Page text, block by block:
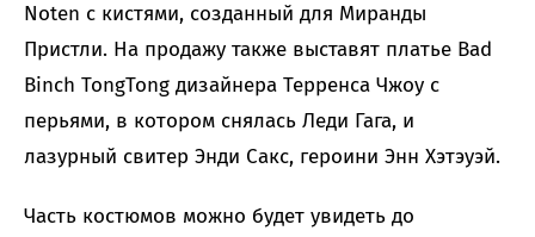
Noten с кистями, созданный для Миранды
Пристли. На продажу также выставят платье Bad
Binch TongTong дизайнера Терренса Чжоу с
перьями, в котором снялась Леди Гага, и
лазурный свитер Энди Сакс, героини Энн Хэтэуэй.
Часть костюмов можно будет увидеть до